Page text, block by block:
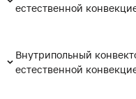
естественной
Внутрипольный
естественной